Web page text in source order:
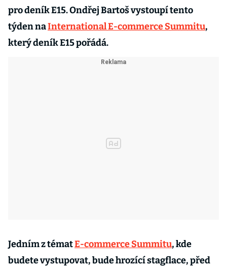
pro deník E15. Ondřej Bartoš vystoupí tento
týden naInternational E-commerce Summitu,
který deník E15 pořádá.
Jedním z tématE-commerce Summitu, kde
budete vystupovat, bude hrozící stagflace, před